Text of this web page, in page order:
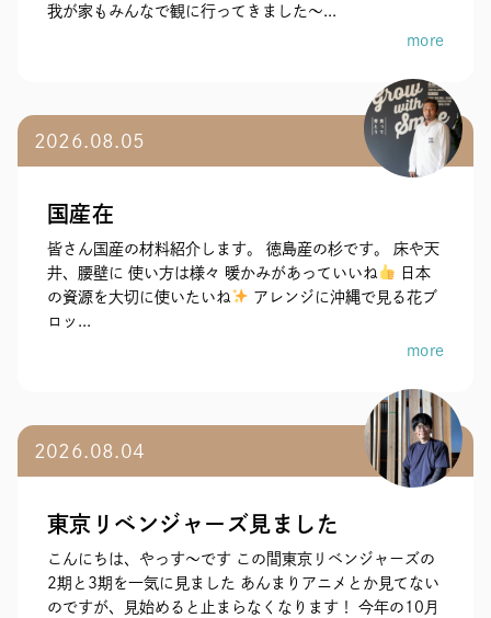
我が家もみんなで観に行ってきました～...
more
2026.08.05
国産在
皆さん国産の材料紹介します。 徳島産の杉です。 床や天
井、腰壁に 使い方は様々 暖かみがあっていいね
日本
の資源を大切に使いたいね
アレンジに沖縄で見る花ブ
ロッ...
more
2026.08.04
東京リベンジャーズ見ました
こんにちは、やっす〜です この間東京リベンジャーズの
2期と3期を一気に見ました あんまりアニメとか見てない
のですが、見始めると止まらなくなります！ 今年の10月